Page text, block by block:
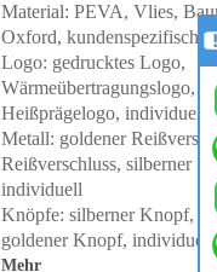
Material: PEVA, Vlies,
Oxford, kundenspezifisch
Logo: gedrucktes Logo,
Wärmeübertragungslogo,
Heißprägelogo, individuell
Metall: goldener
Reißverschluss, silberner
individuell
Knöpfe: silberner Knopf,
goldener Knopf, individuell
Mehr